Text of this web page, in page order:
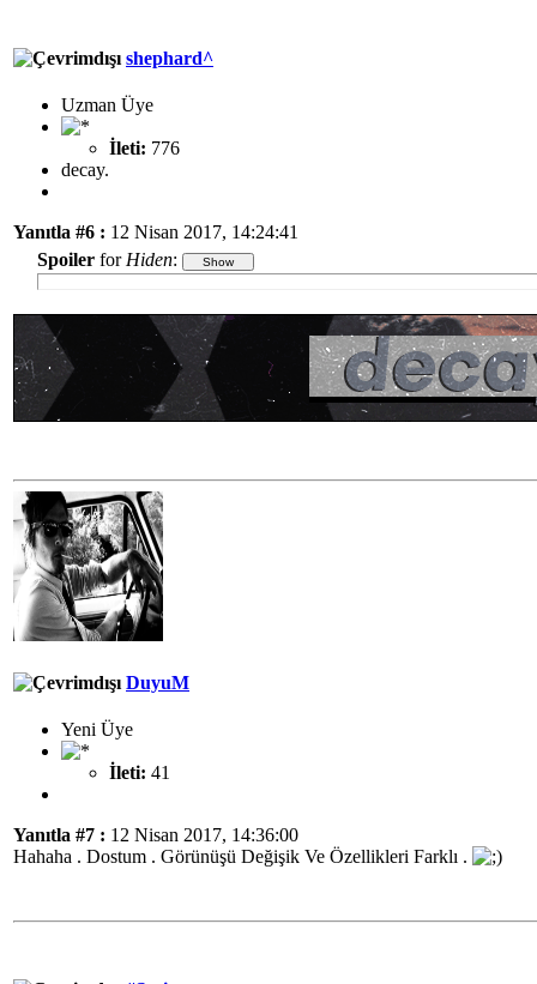
shephard^
Uzman Üye
İleti: 776
decay.
Yanıtla #6 : 12 Nisan 2017, 14:24:41
Spoiler forHiden:
DuyuM
Yeni Üye
İleti: 41
Yanıtla #7 : 12 Nisan 2017, 14:36:00
Hahaha . Dostum . Görünüşü Değişik Ve Özellikleri Farklı .